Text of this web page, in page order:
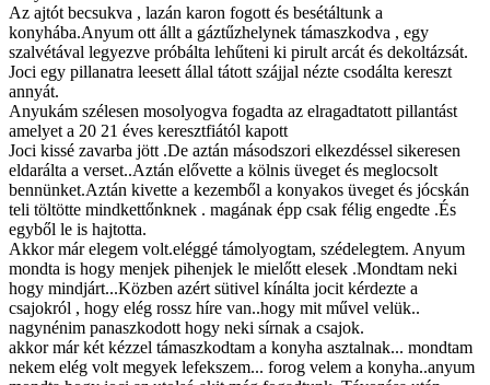
Az ajtót becsukva , lazán karon fogott és besétáltunk a
konyhába.Anyum ott állt a gáztűzhelynek támaszkodva , egy
szalvétával legyezve próbálta lehűteni ki pirult arcát és dekoltázsát.
Joci egy pillanatra leesett állal tátott szájjal nézte csodálta kereszt
annyát.
Anyukám szélesen mosolyogva fogadta az elragadtatott pillantást
amelyet a 20 21 éves keresztfiától kapott
Joci kissé zavarba jött .De aztán másodszori elkezdéssel sikeresen
eldarálta a verset..Aztán elővette a kölnis üveget és meglocsolt
bennünket.Aztán kivette a kezemből a konyakos üveget és jócskán
teli töltötte mindkettőnknek . magának épp csak félig engedte .És
egyből le is hajtotta.
Akkor már elegem volt.eléggé támolyogtam, szédelegtem. Anyum
mondta is hogy menjek pihenjek le mielőtt elesek .Mondtam neki
hogy mindjárt...Közben azért sütivel kínálta jocit kérdezte a
csajokról , hogy elég rossz híre van..hogy mit művel velük..
nagynénim panaszkodott hogy neki sírnak a csajok.
akkor már két kézzel támaszkodtam a konyha asztalnak... mondtam
nekem elég volt megyek lefekszem... forog velem a konyha..anyum